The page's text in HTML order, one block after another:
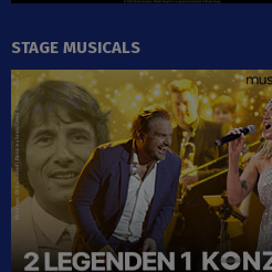
STAGE MUSICALS